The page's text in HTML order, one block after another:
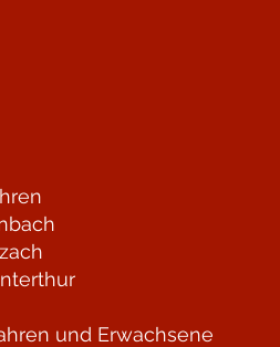
und Erwachsene